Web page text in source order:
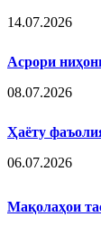
14.07.2026
Асрори
08.07.2026
Ҳаёту
06.07.2026
Мақолаҳои